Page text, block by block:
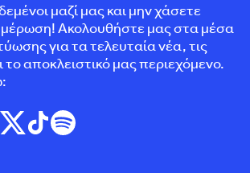
μαζί μας και μην χάσετε
Ακολουθήστε μας στα μέσα
για τα τελευταία νέα, τις
αποκλειστικό μας περιεχόμενο.